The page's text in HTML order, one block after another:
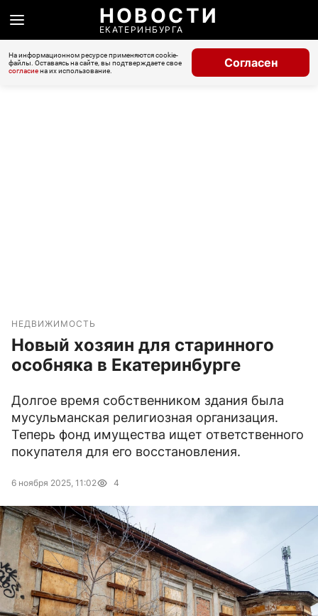
НОВОСТИ
ЕКАТЕРИНБУРГА
На информационном ресурсе применяются cookie-
файлы. Оставаясь на сайте, вы подтверждаете свое
согласиена их использование.
Согласен
НЕДВИЖИМОСТЬ
Новый хозяин для старинного
особняка в Екатеринбурге
Долгое время собственником здания была
мусульманская религиозная организация.
Теперь фонд имущества ищет ответственного
покупателя для его восстановления.
6 ноября 2025, 11:02 4